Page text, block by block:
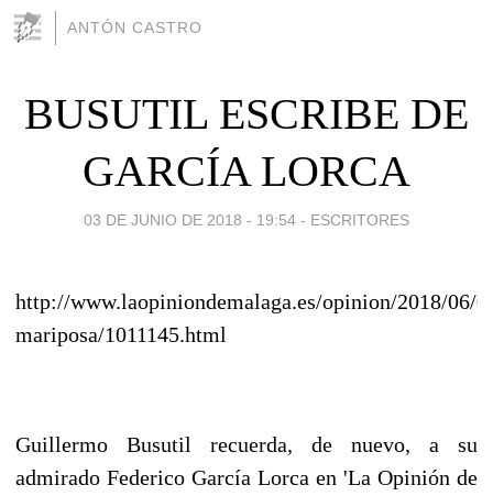
ANTÓN CASTRO
BUSUTIL ESCRIBE DE
GARCÍA LORCA
03 DE JUNIO DE 2018 - 19:54 - ESCRITORES
http://www.laopiniondemalaga.es/opinion/2018/06/
mariposa/1011145.html
Guillermo Busutil recuerda, de nuevo, a su
admirado Federico García Lorca en 'La Opinión de